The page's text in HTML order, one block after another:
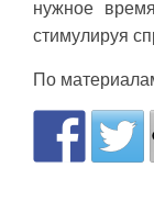
нужное
стимулируя
По